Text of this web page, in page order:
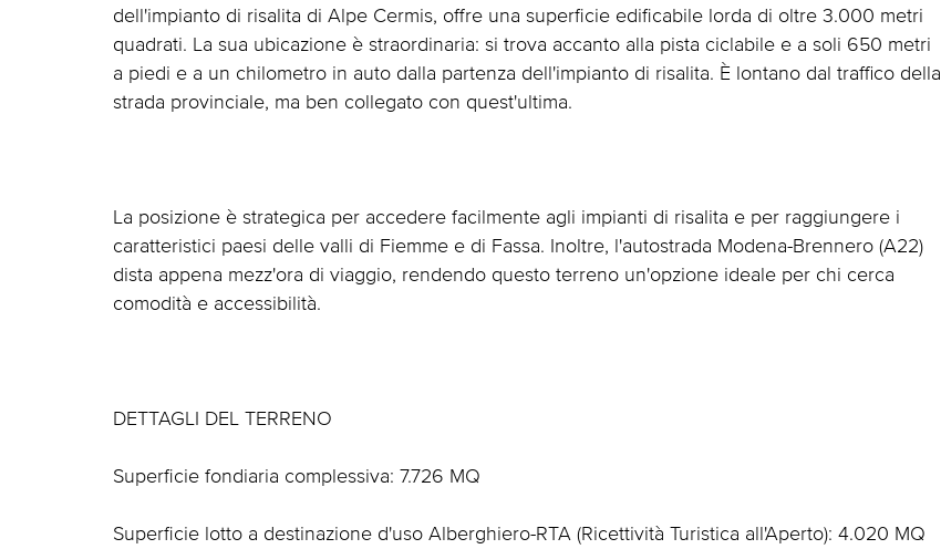
dell'impianto di risalita di Alpe Cermis, offre una superficie edificabile lorda di oltre 3.000 metri
quadrati. La sua ubicazione è straordinaria: si trova accanto alla pista ciclabile e a soli 650 metri
a piedi e a un chilometro in auto dalla partenza dell'impianto di risalita. È lontano dal traffico della
strada provinciale, ma ben collegato con quest'ultima.
La posizione è strategica per accedere facilmente agli impianti di risalita e per raggiungere i
caratteristici paesi delle valli di Fiemme e di Fassa. Inoltre, l'autostrada Modena-Brennero (A22)
dista appena mezz'ora di viaggio, rendendo questo terreno un'opzione ideale per chi cerca
comodità e accessibilità.
DETTAGLI DEL TERRENO
Superficie fondiaria complessiva: 7.726 MQ
Superficie lotto a destinazione d'uso Alberghiero-RTA (Ricettività Turistica all'Aperto): 4.020 MQ